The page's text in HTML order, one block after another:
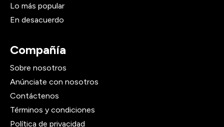
Lo más popular
En desacuerdo
Compañía
Sobre nosotros
Anúnciate con nosotros
Contáctenos
Términos y condiciones
Política de privacidad